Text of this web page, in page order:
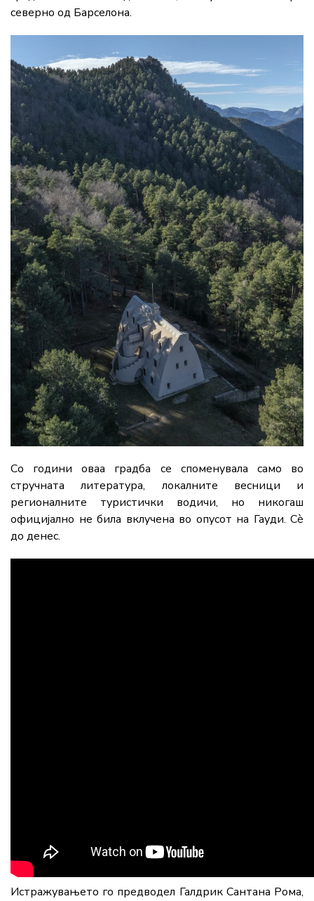
северно од Барселона.
Со години оваа градба се споменувала само во
стручната литература, локалните весници и
регионалните туристички водичи, но никогаш
официјално не била вклучена во опусот на Гауди. Сè
до денес.
Истражувањето го предводел Галдрик Сантана Рома,